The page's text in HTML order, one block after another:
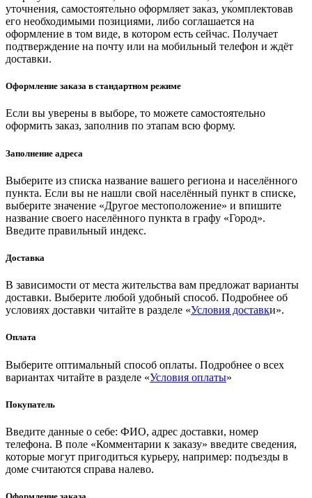
уточнения, самостоятельно оформляет заказ, укомплектовав
его необходимыми позициями, либо соглашается на
оформление в том виде, в котором есть сейчас. Получает
подтверждение на почту или на мобильный телефон и ждёт
доставки.
Оформление заказа в стандартном режиме
Если вы уверены в выборе, то можете самостоятельно
оформить заказ, заполнив по этапам всю форму.
Заполнение адреса
Выберите из списка название вашего региона и населённого
пункта. Если вы не нашли свой населённый пункт в списке,
выберите значение «Другое местоположение» и впишите
название своего населённого пункта в графу «Город».
Введите правильный индекс.
Доставка
В зависимости от места жительства вам предложат варианты
доставки. Выберите любой удобный способ. Подробнее об
условиях доставки читайте в разделе «Условия доставки».
Оплата
Выберите оптимальный способ оплаты. Подробнее о всех
вариантах читайте в разделе «Условия оплаты»
Покупатель
Введите данные о себе: ФИО, адрес доставки, номер
телефона. В поле «Комментарии к заказу» введите сведения,
которые могут пригодиться курьеру, например: подъезды в
доме считаются справа налево.